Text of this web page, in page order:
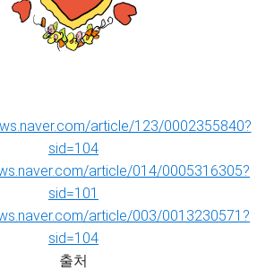
article/123/0002355840?
sid=104
article/014/0005316305?
sid=101
article/003/0013230571?
sid=104
출처